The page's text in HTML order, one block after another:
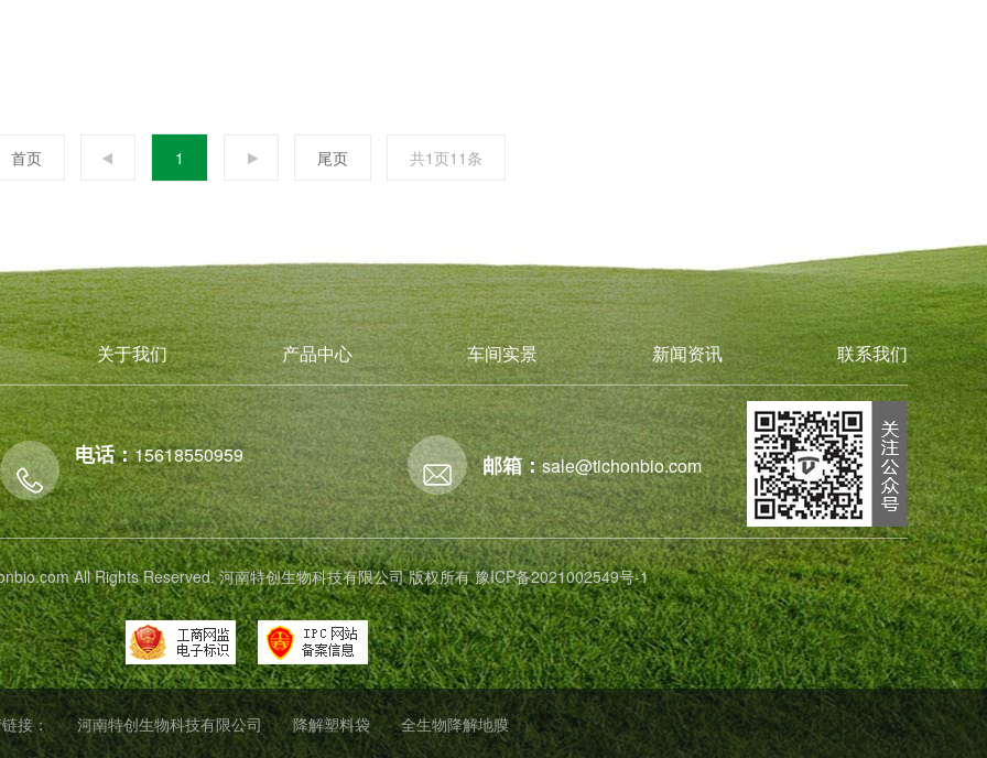
首页 1 尾页 共1页11条
关于我们 产品中心 车间实景 新闻资讯 联系我们
电话：15618550959 邮箱：sale@tichonbio.com
All Rights Reserved. 河南特创生物科技有限公司 版权所有豫ICP备2021002549号-1
接： 河南特创生物科技有限公司 降解塑料袋 全生物降解地膜